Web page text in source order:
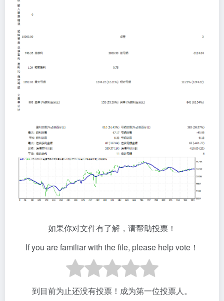
如果你对文件有了解，请帮助投票！
If you are familiar with the file, please help vote！
到目前为止还没有投票！成为第一位投票人。